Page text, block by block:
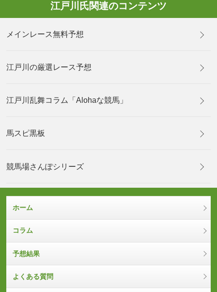
江戸川氏関連のコンテンツ
メインレース無料予想
江戸川の厳選レース予想
江戸川乱舞コラム「Alohaな競馬」
馬スピ黒板
競馬場さんぽシリーズ
ホーム
コラム
予想結果
よくある質問